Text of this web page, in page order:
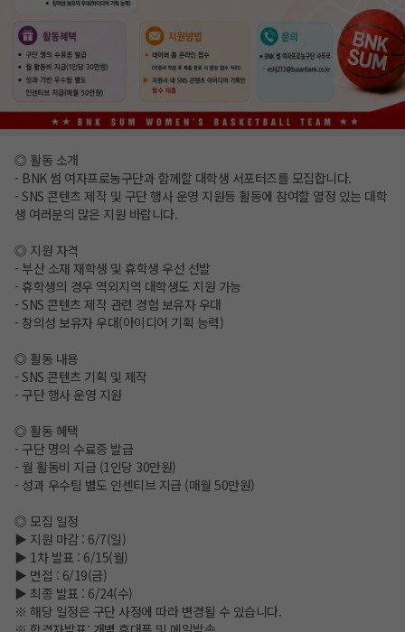
◎ 활동 소개
- BNK 썸 여자프로농구단과 함께할 대학생 서포터즈를 모집합니다.
- SNS 콘텐츠 제작 및 구단 행사 운영 지원등 활동에 참여할 열정 있는 대학
생 여러분의 많은 지원 바랍니다.
◎ 지원 자격
- 부산 소재 재학생 및 휴학생 우선 선발
- 휴학생의 경우 역외지역 대학생도 지원 가능
- SNS 콘텐츠 제작 관련 경험 보유자 우대
- 창의성 보유자 우대(아이디어 기획 능력)
◎ 활동 내용
- SNS 콘텐츠 기획 및 제작
- 구단 행사 운영 지원
◎ 활동 혜택
- 구단 명의 수료증 발급
- 월 활동비 지급 (1인당 30만원)
- 성과 우수팀 별도 인센티브 지급 (매월 50만원)
◎ 모집 일정
▶ 지원 마감 : 6/7(일)
▶ 1차 발표 : 6/15(월)
▶ 면접 : 6/19(금)
▶ 최종 발표 : 6/24(수)
※ 해당 일정은 구단 사정에 따라 변경될 수 있습니다.